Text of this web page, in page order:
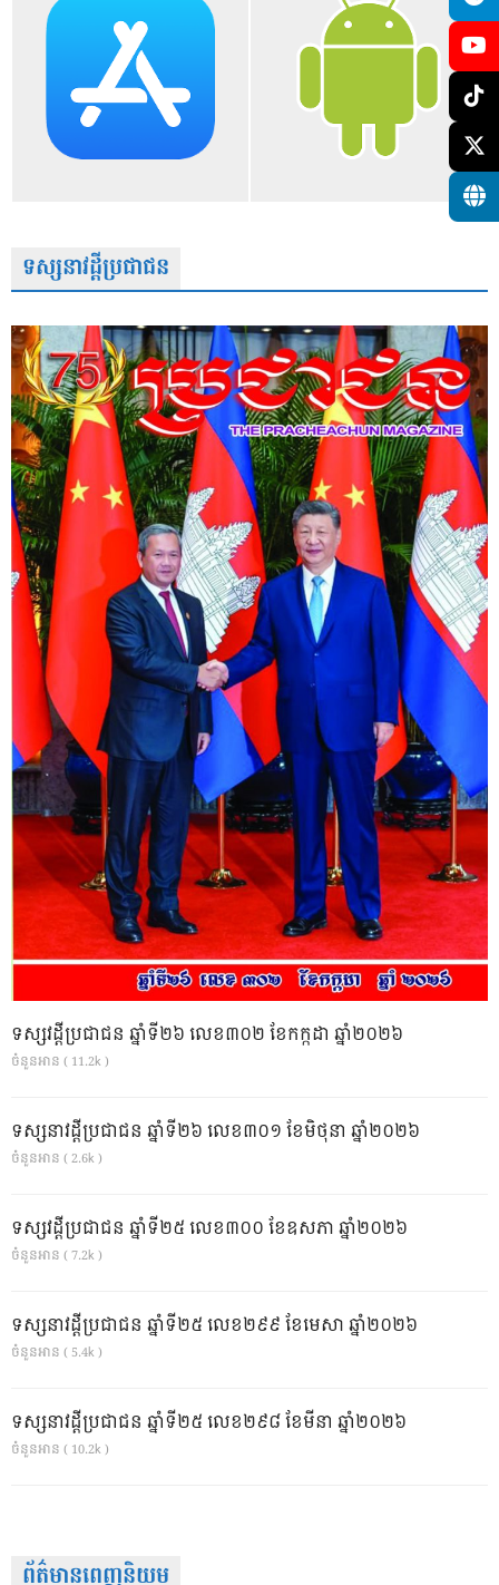
ទស្សនាវដ្តីប្រជាជន
ទស្សវដ្តីប្រជាជន ឆ្នាំទី២៦ លេខ៣០២ ខែកក្កដា ឆ្នាំ២០២៦
ចំនួនអាន ( 11.2k )
ទស្សនាវដ្ដីប្រជាជន ឆ្នាំទី២៦ លេខ៣០១ ខែមិថុនា ឆ្នាំ២០២៦
ចំនួនអាន ( 2.6k )
ទស្សវដ្តីប្រជាជន ឆ្នាំទី២៥ លេខ៣០០ ខែឧសភា ឆ្នាំ២០២៦
ចំនួនអាន ( 7.2k )
ទស្សនាវដ្ដីប្រជាជន ឆ្នាំទី២៥ លេខ២៩៩ ខែមេសា ឆ្នាំ២០២៦
ចំនួនអាន ( 5.4k )
ទស្សនាវដ្ដីប្រជាជន ឆ្នាំទី២៥ លេខ២៩៨ ខែមីនា ឆ្នាំ២០២៦
ចំនួនអាន ( 10.2k )
ព័ត៌មានពេញនិយម